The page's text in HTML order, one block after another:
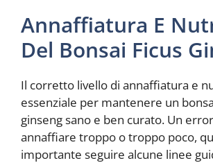
Annaffiatura E
Del Bonsai Ficus
Il corretto livello di annaffiatura e
essenziale per mantenere un
ginseng sano e ben curato. Un
annaffiare troppo o troppo poco,
importante seguire alcune linee